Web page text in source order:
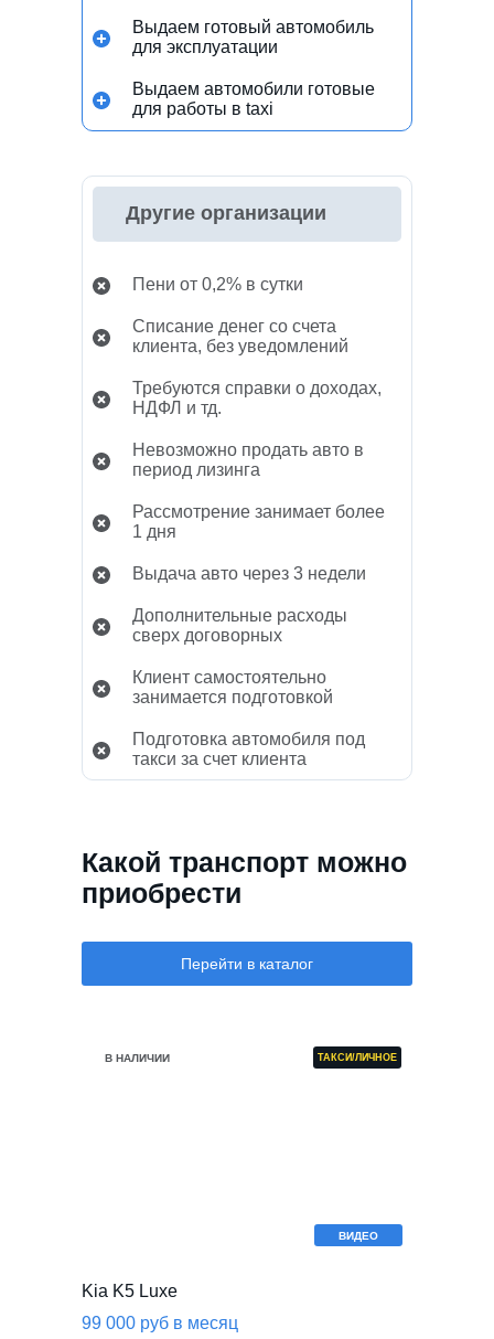
Выдаем готовый автомобиль
для эксплуатации
Выдаем автомобили готовые
для работы в taxi
Другие организации
Списание денег со счета
клиента, без уведомлений
Пени от 0,2% в сутки
Требуются справки о доходах,
НДФЛ и тд.
Невозможно продать авто в
период лизинга
Рассмотрение занимает более
1 дня
Выдача авто через 3 недели
Дополнительные расходы
сверх договорных
Клиент самостоятельно
занимается подготовкой
Подготовка автомобиля под
такси за счет клиента
Какой транспорт можно
приобрести
Перейти в каталог
Kia K5 Luxe
99 000 руб в месяц
В НАЛИЧИИ ТАКСИ/ЛИЧНОЕ
ВИДЕО